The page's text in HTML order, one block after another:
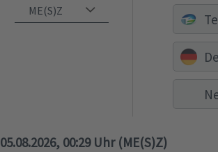
05.08.2026, 00:29 Uhr (ME(S)Z)